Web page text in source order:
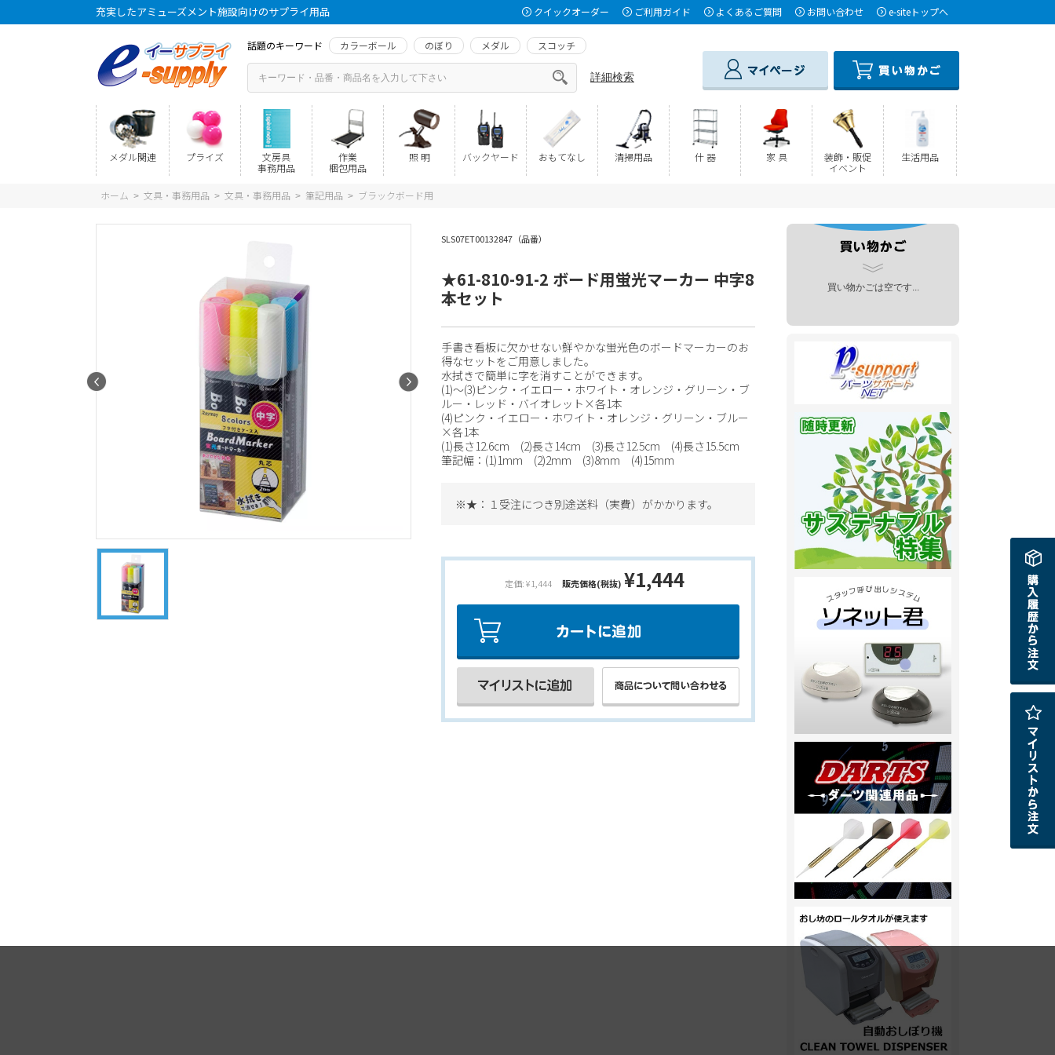
充実したアミューズメント施設向けのサプライ用品 クイックオーダー ご利用ガイド よくあるご質問 お問い合わせ e-siteトップへ
話題のキーワード カラーボール のぼり メダル スコッチ
詳細検索
メダル関連 プライズ
文房具
事務用品
作業
梱包用品
照 明 バックヤード おもてなし 清掃用品 什 器 家 具
装飾・販促
イベント
生活用品
ホーム > 文具・事務用品 > 文具・事務用品 > 筆記用品 > ブラックボード用
SLS07ET00132847（品番）
★61-810-91-2 ボード用蛍光マーカー 中字8
本セット
手書き看板に欠かせない鮮やかな蛍光色のボードマーカーのお
得なセットをご用意しました。
水拭きで簡単に字を消すことができます。
(1)～(3)ピンク・イエロー・ホワイト・オレンジ・グリーン・ブ
ルー・レッド・バイオレット×各1本
(4)ピンク・イエロー・ホワイト・オレンジ・グリーン・ブルー
×各1本
(1)長さ12.6cm (2)長さ14cm (3)長さ12.5cm (4)長さ15.5cm
筆記幅：(1)1mm (2)2mm (3)8mm (4)15mm
※★：１受注につき別途送料（実費）がかかります。
定価: ¥1,444 販売価格(税抜) ¥1,444
買い物かごは空です...